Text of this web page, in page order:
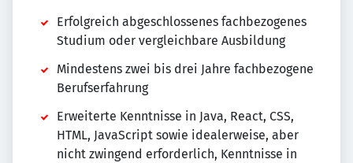
Erfolgreich abgeschlossenes fachbezogenes
Studium oder vergleichbare Ausbildung
Mindestens zwei bis drei Jahre fachbezogene
Berufserfahrung
Erweiterte Kenntnisse in Java, React, CSS,
HTML, JavaScript sowie idealerweise, aber
nicht zwingend erforderlich, Kenntnisse in